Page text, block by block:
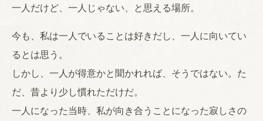
一人だけど、一人じゃない、と思える場所。
今も、私は一人でいることは好きだし、一人に向いてい
るとは思う。
しかし、一人が得意かと聞かれれば、そうではない。た
だ、昔より少し慣れただけだ。
一人になった当時、私が向き合うことになった寂しさの